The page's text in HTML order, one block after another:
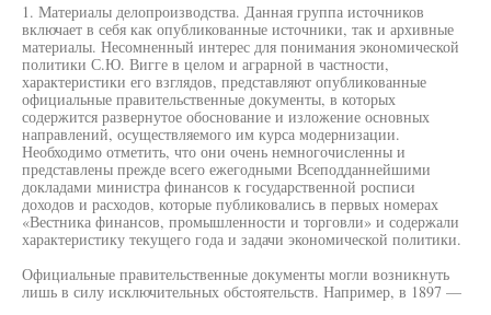
1. Материалы делопроизводства. Данная группа источников
включает в себя как опубликованные источники, так и архивные
материалы. Несомненный интерес для понимания экономической
политики С.Ю. Вигге в целом и аграрной в частности,
характеристики его взглядов, представляют опубликованные
официальные правительственные документы, в которых
содержится развернутое обоснование и изложение основных
направлений, осуществляемого им курса модернизации.
Необходимо отметить, что они очень немногочисленны и
представлены прежде всего ежегодными Всеподданнейшими
докладами министра финансов к государственной росписи
доходов и расходов, которые публиковались в первых номерах
«Вестника финансов, промышленности и торговли» и содержали
характеристику текущего года и задачи экономической политики.
Официальные правительственные документы могли возникнуть
лишь в силу исключительных обстоятельств. Например, в 1897 —